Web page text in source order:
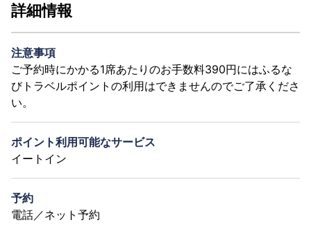
詳細情報
注意事項
ご予約時にかかる1席あたりのお手数料390円にはふるな
びトラベルポイントの利用はできませんのでご了承くださ
い。
ポイント利用可能なサービス
イートイン
予約
電話／ネット予約